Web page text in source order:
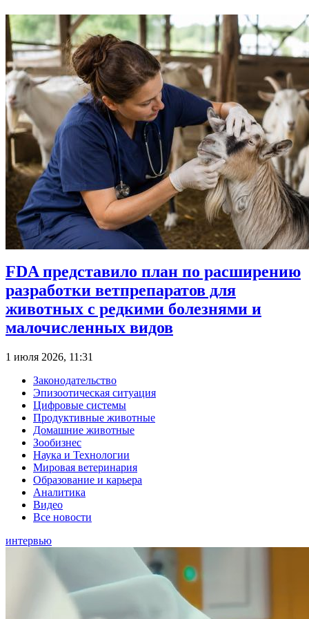
FDA представило план по расширению
разработки ветпрепаратов для
животных с редкими болезнями и
малочисленных видов
1 июля 2026, 11:31
Законодательство
Эпизоотическая ситуация
Цифровые системы
Продуктивные животные
Домашние животные
Зообизнес
Наука и Технологии
Мировая ветеринария
Образование и карьера
Аналитика
Видео
Все новости
интервью